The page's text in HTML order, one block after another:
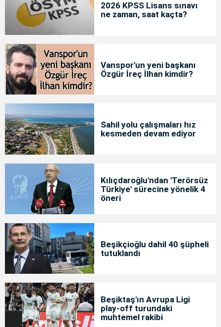
2026 KPSS Lisans sınavı
ne zaman, saat kaçta?
Vanspor'un yeni başkanı
Özgür İreç İlhan kimdir?
Sahil yolu çalışmaları hız
kesmeden devam ediyor
Kılıçdaroğlu'ndan 'Terörsüz
Türkiye' sürecine yönelik 4
öneri
Beşikçioğlu dahil 40 şüpheli
tutuklandı
Beşiktaş'ın Avrupa Ligi
play-off turundaki
muhtemel rakibi